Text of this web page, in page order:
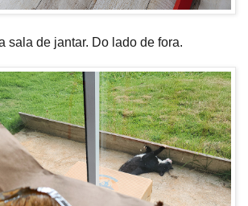
sala de jantar. Do lado de fora.